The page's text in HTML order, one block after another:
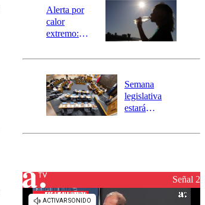
epicentro
Alerta por
calor
extremo:
activa Alerta
Preventiva en
tres comunas
Semana
legislativa
estará
el fin de la
reconstrucciónSeñal 2